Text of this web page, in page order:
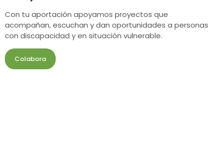
Con tu aportación apoyamos proyectos que
acompañan, escuchan y dan oportunidades a personas
con discapacidad y en situación vulnerable.
Colabora